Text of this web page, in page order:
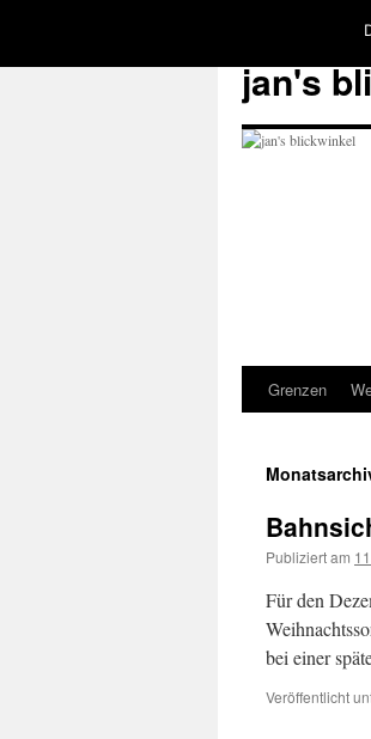
jan's
Zum
springen
Grenzen
Publiziert am
Für den
bei einer
Veröffentlicht